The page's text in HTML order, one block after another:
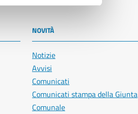
NOVITÀ
Notizie
Avvisi
Comunicati
Comunicati stampa della Giunta
Comunale